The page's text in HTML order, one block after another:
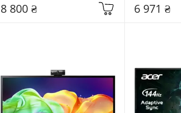
8 800 ₴ 6 971 ₴